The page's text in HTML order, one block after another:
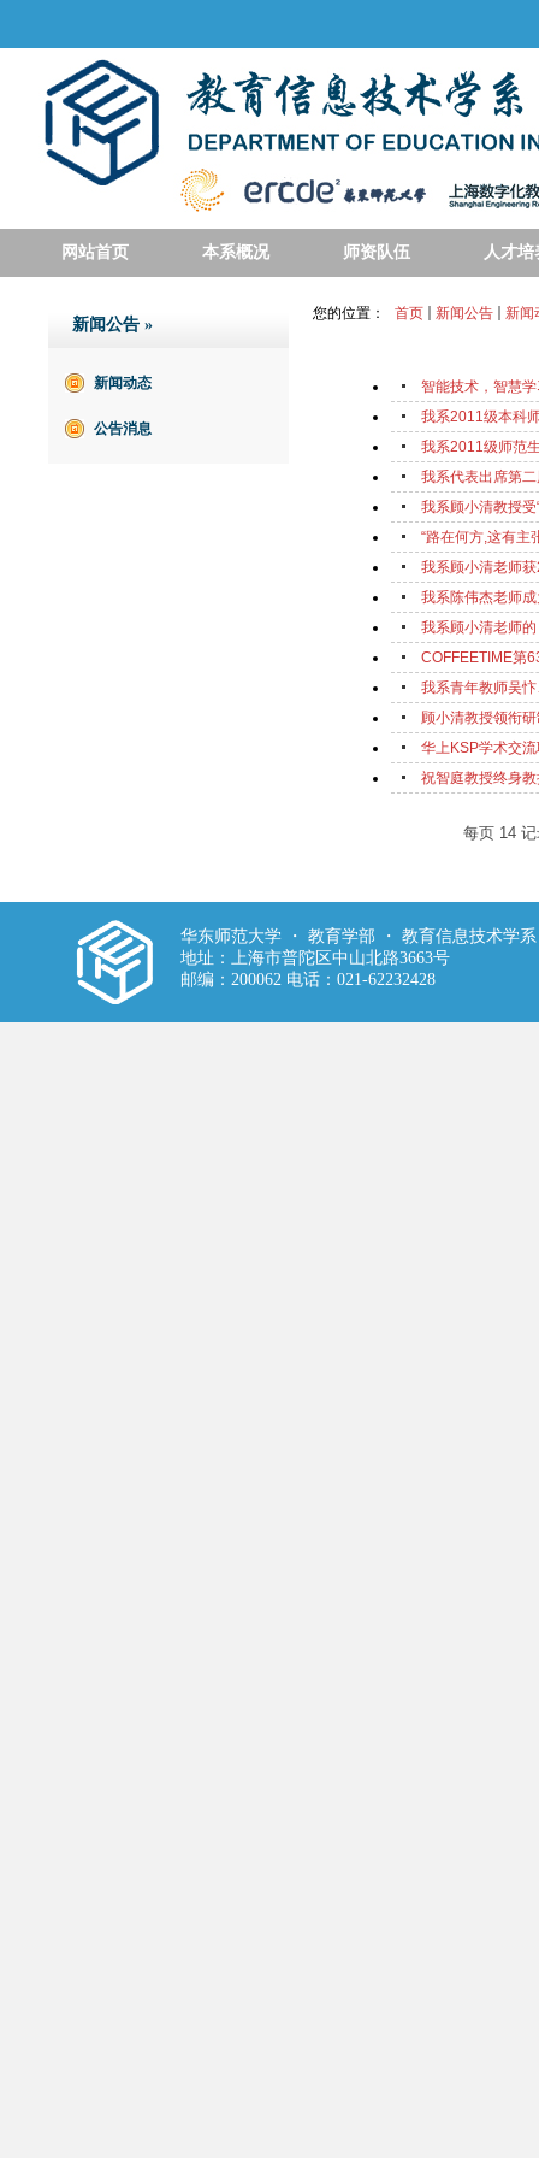
网站首页 本系概况 师资队伍 人才培
新闻公告 »
新闻动态
公告消息
您的位置： 首页 新闻公告 新闻
智能技术，智慧
我系2011级本科
我系2011级师范
我系代表出席第
我系顾小清教授
“路在何方,这有
我系顾小清老师
我系陈伟杰老师
我系顾小清老师
COFFEETIME第
我系青年教师吴
顾小清教授领衔
华上KSP学术交
祝智庭教授终身
每页 14
华东师范大学 ・ 教育学部 ・ 教育信息技术学系
地址：上海市普陀区中山北路3663号
邮编：200062 电话：021-62232428